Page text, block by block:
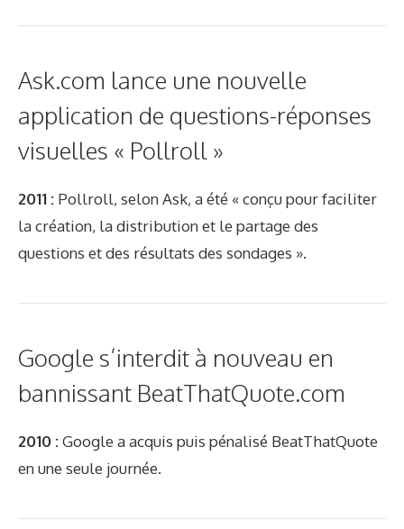
Ask.com lance une nouvelle
application de questions-réponses
visuelles « Pollroll »
2011 : Pollroll, selon Ask, a été « conçu pour faciliter
la création, la distribution et le partage des
questions et des résultats des sondages ».
Google s’interdit à nouveau en
bannissant BeatThatQuote.com
2010 :Google a acquis puis pénalisé BeatThatQuote
en une seule journée.